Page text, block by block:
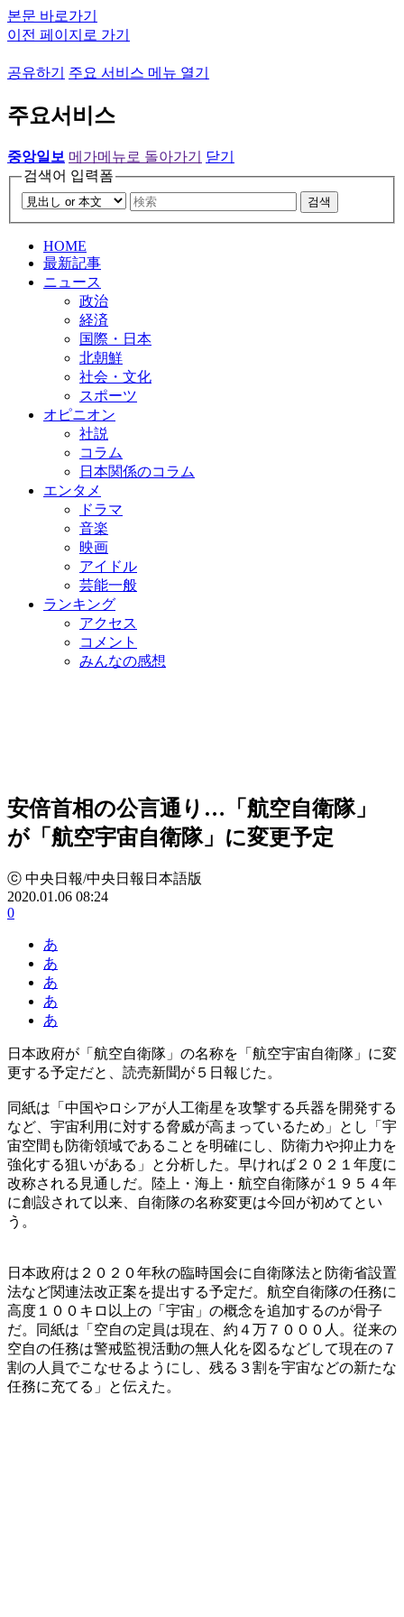
본문 바로가기
이전 페이지로 가기
공유하기 주요 서비스 메뉴 열기
주요서비스
중앙일보 메가메뉴로 돌아가기
닫기
검색어 입력폼
검색
HOME
最新記事
ニュース
政治
経済
国際・日本
北朝鮮
社会・文化
スポーツ
オピニオン
社説
コラム
日本関係のコラム
エンタメ
ドラマ
音楽
映画
アイドル
芸能一般
ランキング
アクセス
コメント
みんなの感想
安倍首相の公言通り…「航空自衛隊」
が「航空宇宙自衛隊」に変更予定
ⓒ 中央日報/中央日報日本語版
2020.01.06 08:24
0
あ
あ
あ
あ
あ
日本政府が「航空自衛隊」の名称を「航空宇宙自衛隊」に変
更する予定だと、読売新聞が５日報じた。
同紙は「中国やロシアが人工衛星を攻撃する兵器を開発する
など、宇宙利用に対する脅威が高まっているため」とし「宇
宙空間も防衛領域であることを明確にし、防衛力や抑止力を
強化する狙いがある」と分析した。早ければ２０２１年度に
改称される見通しだ。陸上・海上・航空自衛隊が１９５４年
に創設されて以来、自衛隊の名称変更は今回が初めてとい
う。
日本政府は２０２０年秋の臨時国会に自衛隊法と防衛省設置
法など関連法改正案を提出する予定だ。航空自衛隊の任務に
高度１００キロ以上の「宇宙」の概念を追加するのが骨子
だ。同紙は「空自の定員は現在、約４万７０００人。従来の
空自の任務は警戒監視活動の無人化を図るなどして現在の７
割の人員でこなせるようにし、残る３割を宇宙などの新たな
任務に充てる」と伝えた。